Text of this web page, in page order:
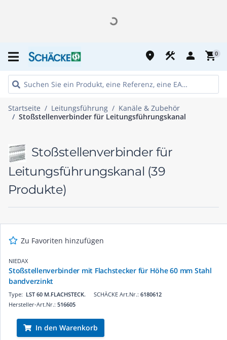
place construction person shopping_cart0
Startseite Leitungsführung
Kanäle & Zubehör
Stoßstellenverbinder für Leitungsführungskanal
Stoßstellenverbinder für
Leitungsführungskanal (39
Produkte)
Zu Favoriten hinzufügen
NIEDAX
Stoßstellenverbinder mit Flachstecker für Höhe 60 mm Stahl
bandverzinkt
SCHÄCKE Art.Nr.: 6180612
Type: LST 60 M.FLACHSTECK.
Hersteller-Art.Nr.: 516605
In den Warenkorb